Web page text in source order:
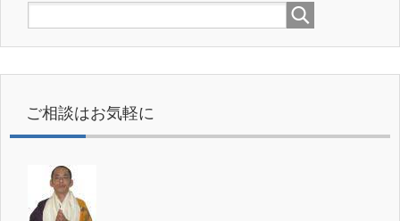
ご相談はお気軽に